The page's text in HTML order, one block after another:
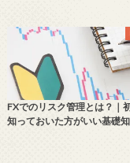
FXでのリスク管理とは？｜
知っておいた方がいい基礎